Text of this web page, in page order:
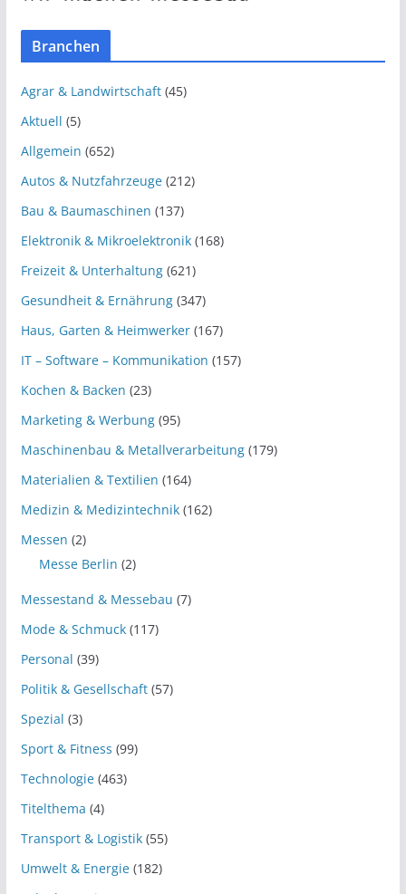
Branchen
Agrar & Landwirtschaft(45)
Aktuell (5)
Allgemein (652)
Autos & Nutzfahrzeuge(212)
Bau & Baumaschinen (137)
Elektronik & Mikroelektronik(168)
Freizeit & Unterhaltung(621)
Gesundheit & Ernährung(347)
Haus, Garten & Heimwerker(167)
IT – Software – Kommunikation (157)
Kochen & Backen (23)
Marketing & Werbung(95)
Maschinenbau & Metallverarbeitung(179)
Materialien & Textilien (164)
Medizin & Medizintechnik(162)
Messen (2)
Messe Berlin (2)
Messestand & Messebau (7)
Mode & Schmuck(117)
Personal (39)
Politik & Gesellschaft(57)
Spezial (3)
Sport & Fitness (99)
Technologie(463)
Titelthema (4)
Transport & Logistik(55)
Umwelt & Energie(182)